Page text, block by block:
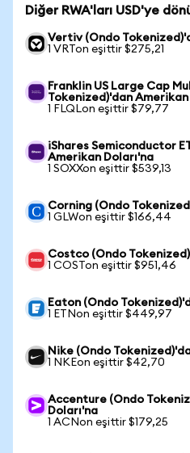
Diğer RWA'ları USD'ye
Vertiv (Ondo
1 VRTon eşittir $275,21
Franklin US Large Cap
Tokenized)'dan Amerikan
1 FLQLon eşittir $79,77
iShares Semiconductor
Amerikan Doları'na
1 SOXXon eşittir $539,13
Corning (Ondo
1 GLWon eşittir $166,44
Costco (Ondo
1 COSTon eşittir $951,46
Eaton (Ondo
1 ETNon eşittir $449,97
Nike (Ondo
1 NKEon eşittir $42,70
Accenture (Ondo
Doları'na
1 ACNon eşittir $179,25